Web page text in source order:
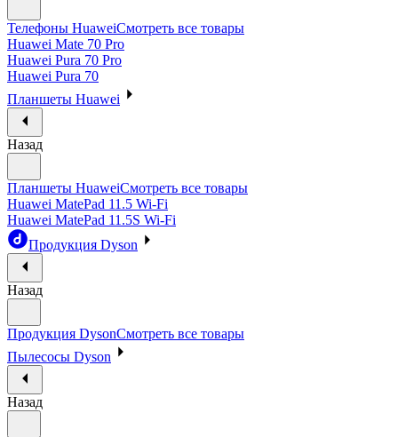
Телефоны HuaweiСмотреть все товары
Huawei Mate 70 Pro
Huawei Pura 70 Pro
Huawei Pura 70
Планшеты Huawei
Назад
Планшеты HuaweiСмотреть все товары
Huawei MatePad 11.5 Wi-Fi
Huawei MatePad 11.5S Wi-Fi
Продукция Dyson
Назад
Продукция DysonСмотреть все товары
Пылесосы Dyson
Назад